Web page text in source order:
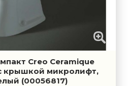
Creo Ceramique
с крышкой микролифт,
(00056817)